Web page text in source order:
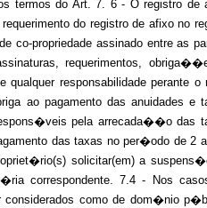
termos do Art. 7. 6 - O registro de
do registro de afixo no
co-propriedade assinado entre as
requerimentos,
responsabilidade perante
ao pagamento das anuidades e
pela arrecada��o das
das taxas no per�odo de 2
solicitar(em) a
correspondente. 7.4 - Nos
como de dom�nio